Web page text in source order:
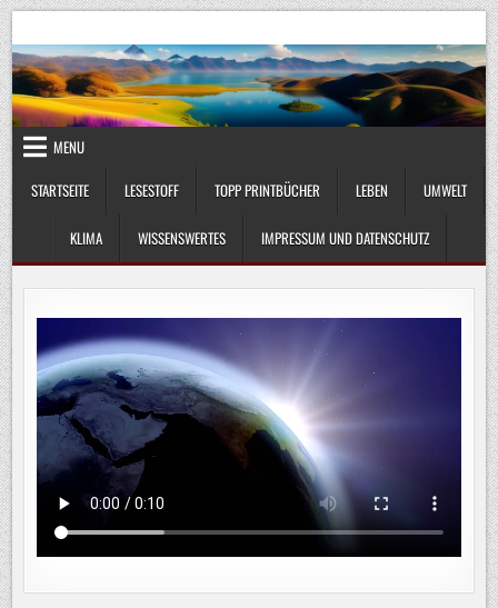
Skip
to
content
UmweltKlima.com
MENU
STARTSEITE
LESESTOFF TOPP PRINTBÜCHER LEBEN UMWELT
KLIMA WISSENSWERTES IMPRESSUM UND DATENSCHUTZ